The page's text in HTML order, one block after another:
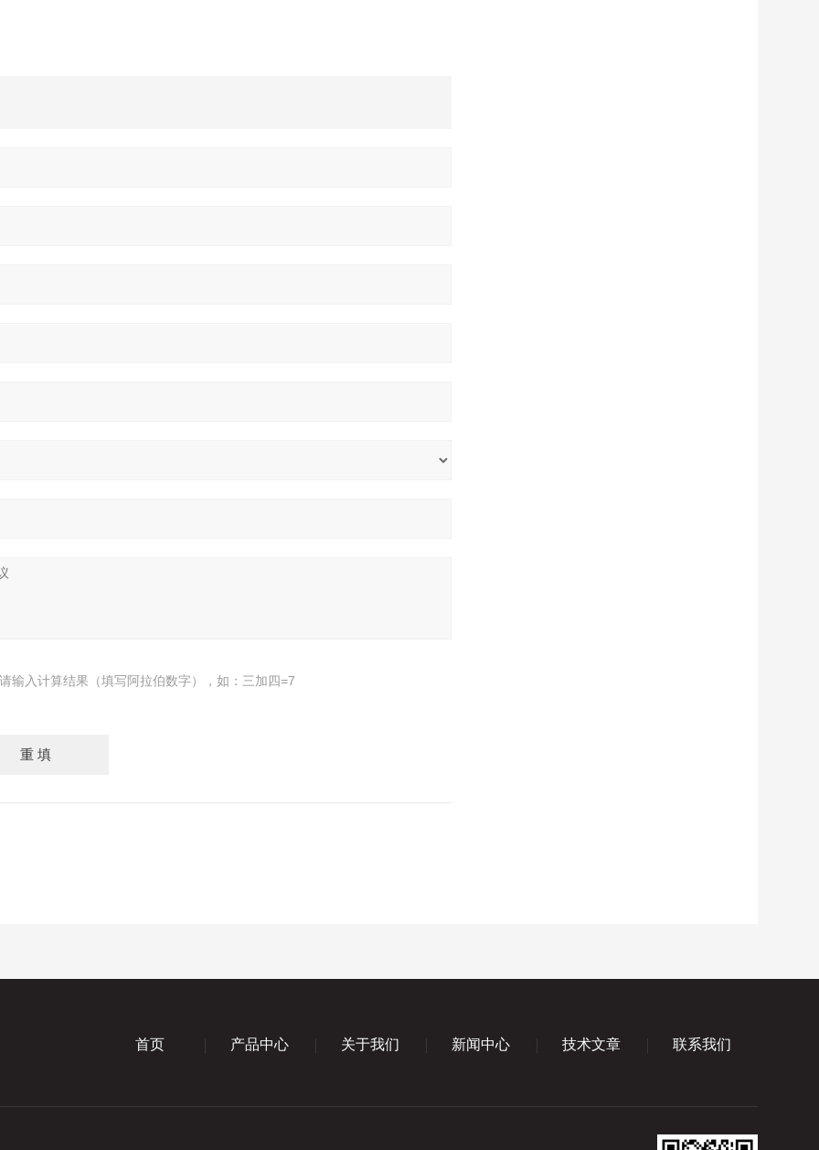
请输入计算结果（填写阿拉伯数字），如：三加四=7
首页 产品中心 关于我们 新闻中心 技术文章 联系我们